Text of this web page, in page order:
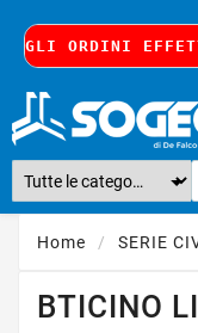
ORDINI
Home SERIE
BTICINO